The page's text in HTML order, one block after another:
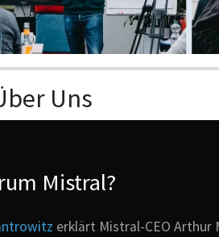
Uns
Mistral?
erklärt Mistral-CEO Arthur